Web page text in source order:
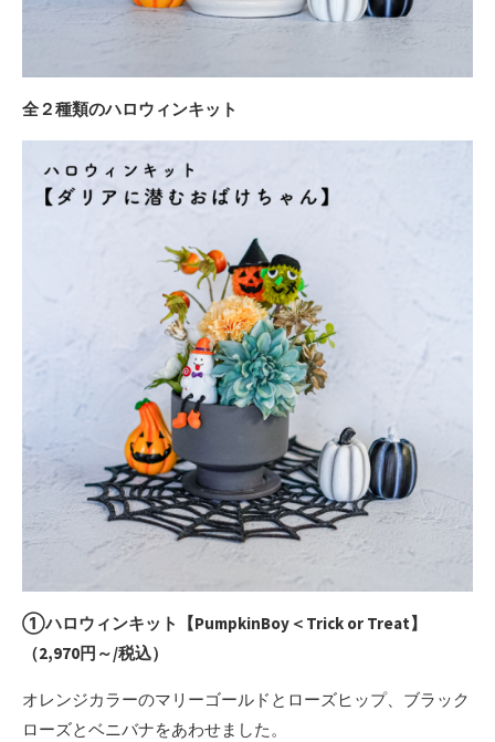
全２種類のハロウィンキット
①ハロウィンキット【PumpkinBoy＜Trick or Treat】
（2,970円～/税込）
オレンジカラーのマリーゴールドとローズヒップ、ブラック
ローズとベニバナをあわせました。